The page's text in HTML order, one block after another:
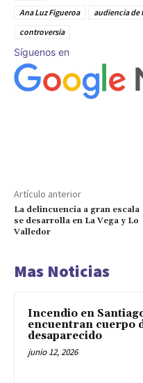
Ana Luz Figueroa
audiencia de
controversia
Síguenos en
Artículo anterior
La delincuencia a gran escala
se desarrolla en La Vega y Lo
Valledor
Mas Noticias
Incendio en
encuentran cuerpo
desaparecido
junio 12, 2026